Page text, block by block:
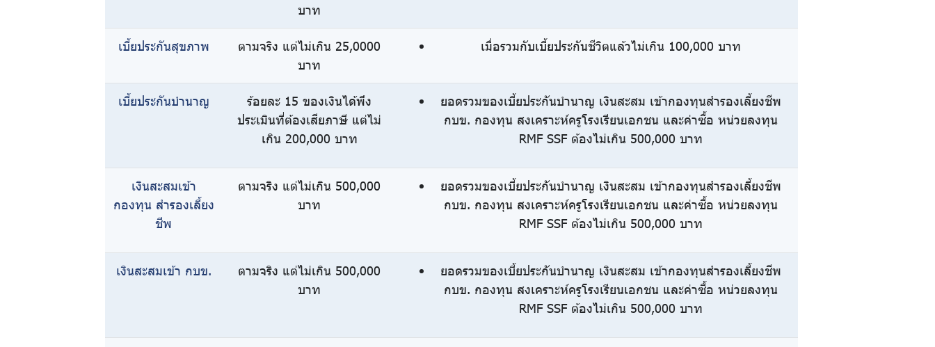
บาท
เบี้ยประกันสุขภาพ
ตามจริง แต่ไม่เกิน 25,0000
บาท
เมื่อรวมกับเบี้ยประกันชีวิตแล้วไม่เกิน 100,000 บาท
เบี้ยประกันบำนาญ
ร้อยละ 15 ของเงินได้พึง
ประเมินที่ต้องเสียภาษี แต่ไม่
เกิน 200,000 บาท
ยอดรวมของเบี้ยประกันบำนาญ เงินสะสม เข้ากองทุนสำรองเลี้ยงชีพ
กบข. กองทุน สงเคราะห์ครูโรงเรียนเอกชน และค่าซื้อ หน่วยลงทุน
RMF SSF ต้องไม่เกิน 500,000 บาท
เงินสะสมเข้า
กองทุน สำรองเลี้ยง
ชีพ
ตามจริง แต่ไม่เกิน 500,000
บาท
ยอดรวมของเบี้ยประกันบำนาญ เงินสะสม เข้ากองทุนสำรองเลี้ยงชีพ
กบข. กองทุน สงเคราะห์ครูโรงเรียนเอกชน และค่าซื้อ หน่วยลงทุน
RMF SSF ต้องไม่เกิน 500,000 บาท
เงินสะสมเข้า กบข.
ตามจริง แต่ไม่เกิน 500,000
บาท
ยอดรวมของเบี้ยประกันบำนาญ เงินสะสม เข้ากองทุนสำรองเลี้ยงชีพ
กบข. กองทุน สงเคราะห์ครูโรงเรียนเอกชน และค่าซื้อ หน่วยลงทุน
RMF SSF ต้องไม่เกิน 500,000 บาท